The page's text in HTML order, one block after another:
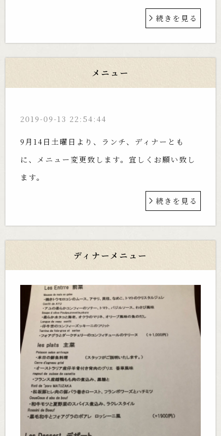
続きを見る
メニュー
2019-09-13 22:54:44
9月14日土曜日より、ランチ、ディナーとも
に、メニュー変更致します。宜しくお願い致し
ます。
続きを見る
ディナーメニュー